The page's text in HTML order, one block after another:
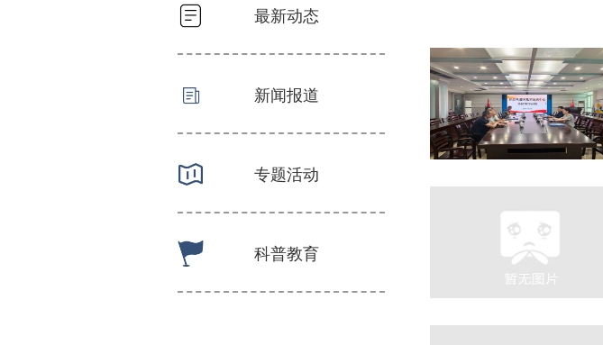
最新动态
新闻报道
专题活动
科普教育